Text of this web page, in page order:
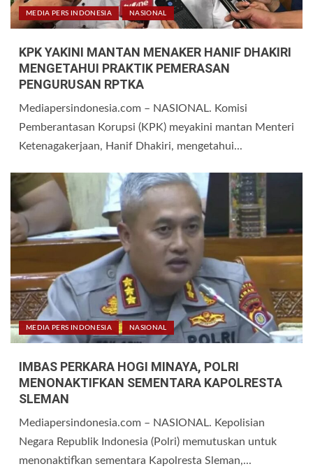
MEDIA PERS INDONESIA NASIONAL
KPK YAKINI MANTAN MENAKER HANIF DHAKIRI
MENGETAHUI PRAKTIK PEMERASAN
PENGURUSAN RPTKA
Mediapersindonesia.com – NASIONAL. Komisi
Pemberantasan Korupsi (KPK) meyakini mantan Menteri
Ketenagakerjaan, Hanif Dhakiri, mengetahui...
MEDIA PERS INDONESIA NASIONAL
IMBAS PERKARA HOGI MINAYA, POLRI
MENONAKTIFKAN SEMENTARA KAPOLRESTA
SLEMAN
Mediapersindonesia.com – NASIONAL. Kepolisian
Negara Republik Indonesia (Polri) memutuskan untuk
menonaktifkan sementara Kapolresta Sleman,...